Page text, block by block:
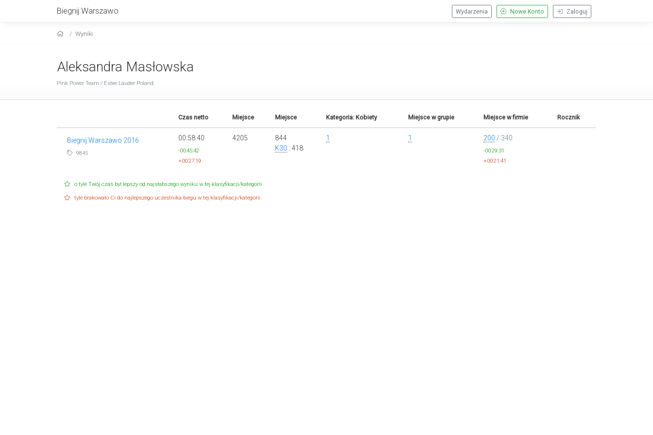
Biegnij Warszawo Zaloguj
Nowe Konto
Wydarzenia
Wyniki
Aleksandra Masłowska
Pink Power Team / Estee Lauder Poland
Czas netto Miejsce Miejsce Kategoria: Kobiety Miejsce w grupie Miejsce w firmie Rocznik
Biegnij Warszawo 2016
9845
00:58:40
-00:45:42
+00:27:19
4205
844
K30 : 418
1 1 200 / 340
-00:29:31
+00:21:41
o tyle Twój czas był lepszy od najsłabszego wyniku w tej klasyfikacji/kategorii
tyle brakowało Ci do najlepszego uczestnika biegu w tej klasyfikacji/kategorii